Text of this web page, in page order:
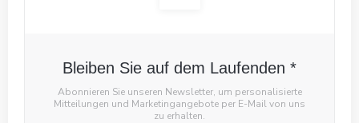
Bleiben Sie auf dem Laufenden *
Abonnieren Sie unseren Newsletter, um personalisierte
Mitteilungen und Marketingangebote per E-Mail von uns
zu erhalten.